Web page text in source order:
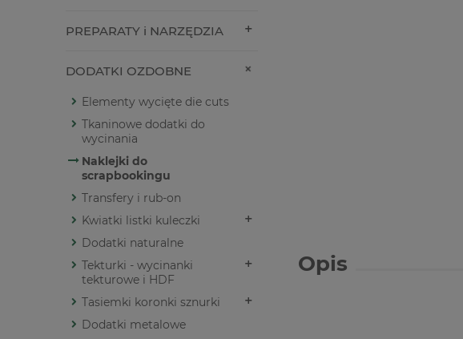
PREPARATY i NARZĘDZIA
DODATKI OZDOBNE
Elementy wycięte die cuts
Tkaninowe dodatki do
wycinania
Naklejki do
scrapbookingu
Transfery i rub-on
Kwiatki listki kuleczki
Dodatki naturalne
Tekturki - wycinanki
tekturowe i HDF
Tasiemki koronki sznurki
Dodatki metalowe
Opis